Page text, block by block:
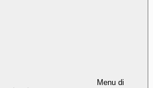
Menu di